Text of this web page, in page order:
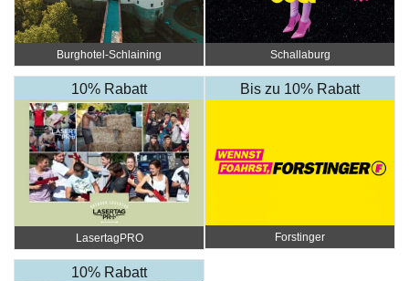
Burghotel-Schlaining Schallaburg
10% Rabatt
LasertagPRO
Bis zu 10% Rabatt
Forstinger
10% Rabatt